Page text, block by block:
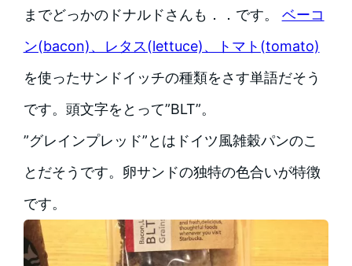
までどっかのドナルドさんも．．です。 ベーコ
ン(bacon)、レタス(lettuce)、トマト(tomato)
を使ったサンドイッチの種類をさす単語だそう
です。頭文字をとって”BLT”。
”グレインプレッド”とはドイツ風雑穀パンのこ
とだそうです。卵サンドの独特の色合いが特徴
です。